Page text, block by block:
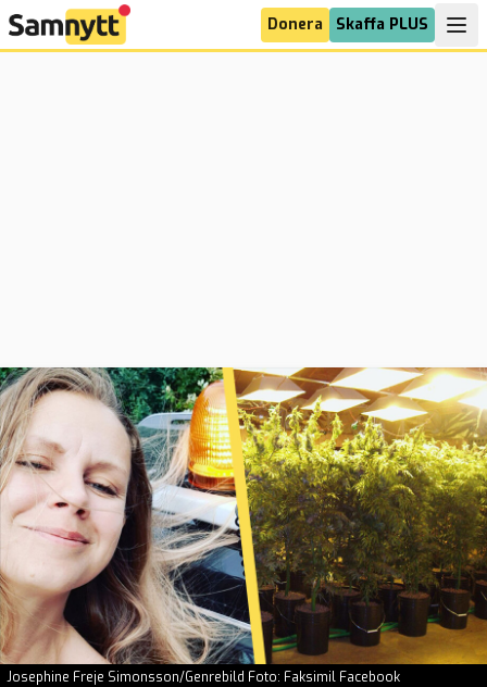
Donera Skaffa PLUS
Josephine Freje Simonsson/Genrebild Foto: Faksimil Facebook